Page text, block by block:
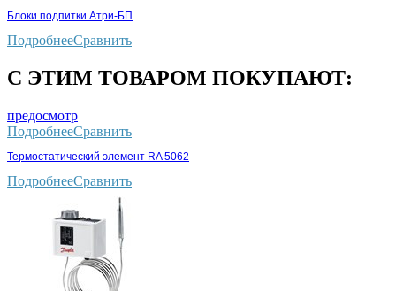
Блоки подпитки Атри-БП
ПодробнееСравнить
С ЭТИМ ТОВАРОМ ПОКУПАЮТ:
предосмотр
ПодробнееСравнить
Термостатический элемент RA 5062
ПодробнееСравнить